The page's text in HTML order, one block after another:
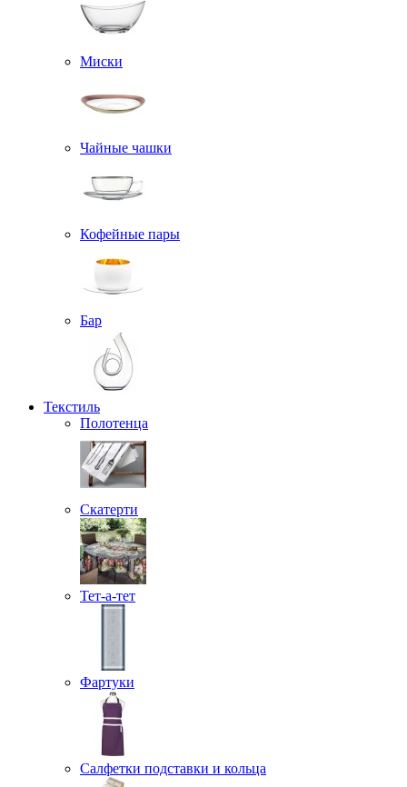
Миски
Чайные чашки
Кофейные пары
Бар
Текстиль
Полотенца
Скатерти
Тет-а-тет
Фартуки
Салфетки подставки и кольца